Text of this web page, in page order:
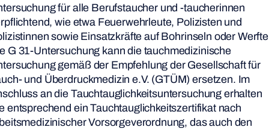
für alle Berufstaucher und -taucherinnen
wie etwa Feuerwehrleute, Polizisten und
sowie Einsatzkräfte auf Bohrinseln oder
G 31-Untersuchung kann die tauchmedizinische
gemäß der Empfehlung der Gesellschaft für
und Überdruckmedizin e.V. (GTÜM) ersetzen. Im
an die Tauchtauglichkeitsuntersuchung erhalten
entsprechend ein Tauchtauglichkeitszertifikat nach
Vorsorgeverordnung, das auch den